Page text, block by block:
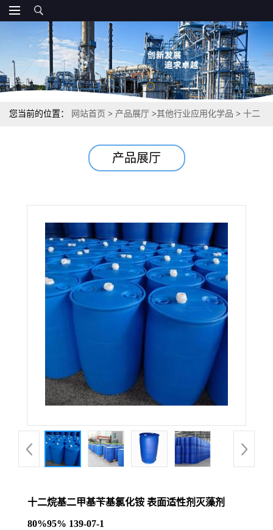
您当前的位置： 网站首页 > 产品展厅 >其他行业应用化学品 > 十二
产品展厅
十二烷基二甲基苄基氯化铵 表面适性剂灭藻剂
80%95% 139-07-1